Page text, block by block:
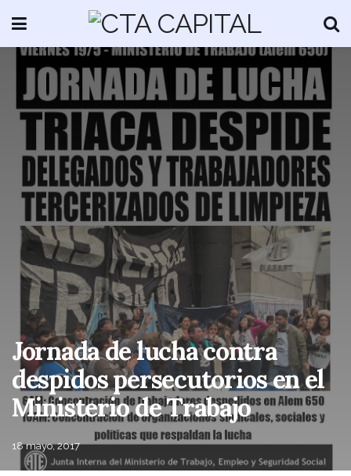
Jornada de lucha contra
despidos persecutorios en el
Ministerio de Trabajo
18 mayo, 2017